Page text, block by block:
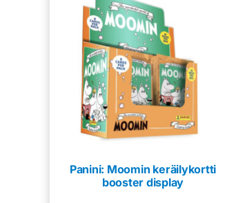
Panini: Moomin keräilykortti
booster display